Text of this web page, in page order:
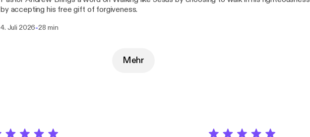
by accepting his free gift of forgiveness.
4. Juli 2026-28 min
Mehr